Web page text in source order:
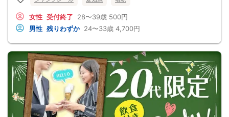
女性 受付終了 28〜39歳 500円
男性 残りわずか 24〜33歳 4,700円